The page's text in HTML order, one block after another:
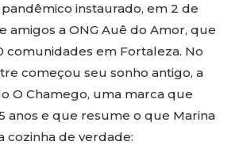
instaurado, em 2 de
amigos a ONG Auê do Amor, que
comunidades em Fortaleza. No
começou seu sonho antigo, a
O Chamego, uma marca que
anos e que resume o que Marina
cozinha de verdade: